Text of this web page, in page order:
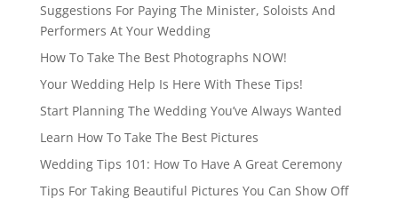
Suggestions For Paying The Minister, Soloists And
Performers At Your Wedding
How To Take The Best Photographs NOW!
Your Wedding Help Is Here With These Tips!
Start Planning The Wedding You’ve Always Wanted
Learn How To Take The Best Pictures
Wedding Tips 101: How To Have A Great Ceremony
Tips For Taking Beautiful Pictures You Can Show Off